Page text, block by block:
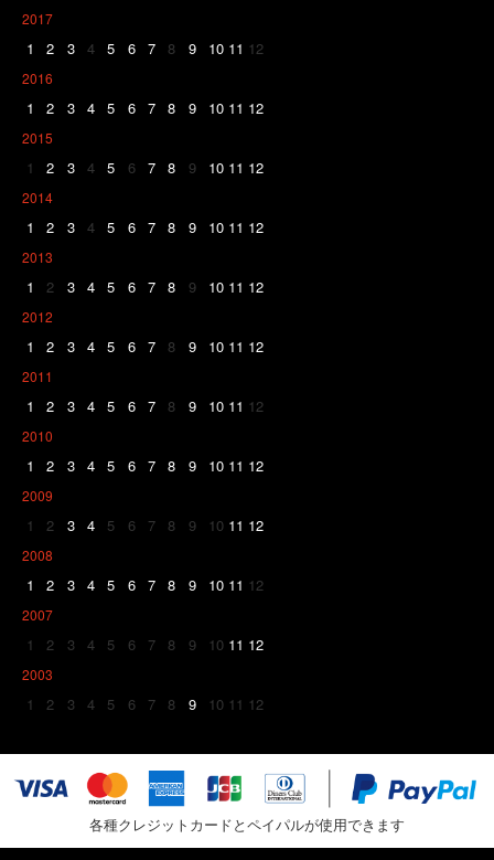
2017
1 2 3 4 5 6 7 8 9 10 11 12
2016
1 2 3 4 5 6 7 8 9 10 11 12
2015
1 2 3 4 5 6 7 8 9 10 11 12
2014
1 2 3 4 5 6 7 8 9 10 11 12
2013
1 2 3 4 5 6 7 8 9 10 11 12
2012
1 2 3 4 5 6 7 8 9 10 11 12
2011
1 2 3 4 5 6 7 8 9 10 11 12
2010
1 2 3 4 5 6 7 8 9 10 11 12
2009
1 2 3 4 5 6 7 8 9 10 11 12
2008
1 2 3 4 5 6 7 8 9 10 11 12
2007
1 2 3 4 5 6 7 8 9 10 11 12
2003
1 2 3 4 5 6 7 8 9 10 11 12
各種クレジットカードとペイパルが使用できます